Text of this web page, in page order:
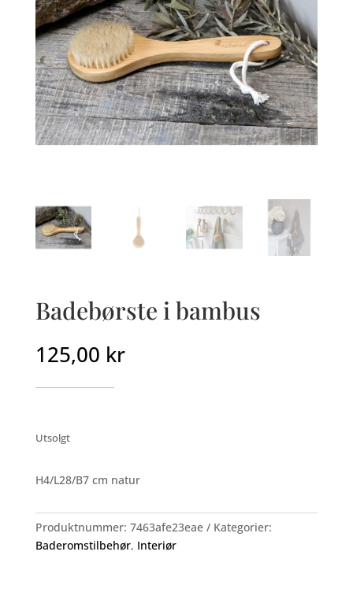
Badebørste i bambus
125,00 kr
Utsolgt
H4/L28/B7 cm natur
Produktnummer: 7463afe23eae
Kategorier:
Baderomstilbehør, Interiør